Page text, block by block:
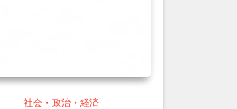
社会・政治・経済